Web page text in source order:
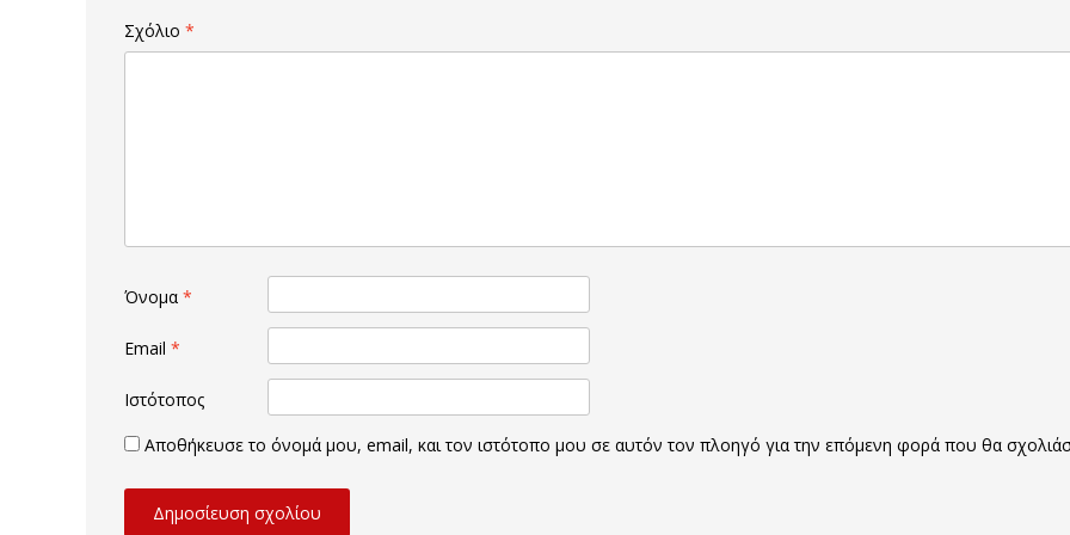
Σχόλιο *
Όνομα *
Email *
Ιστότοπος
Αποθήκευσε το όνομά μου, email, και τον ιστότοπο μου σε αυτόν τον πλοηγό για την επόμενη φορά που θα